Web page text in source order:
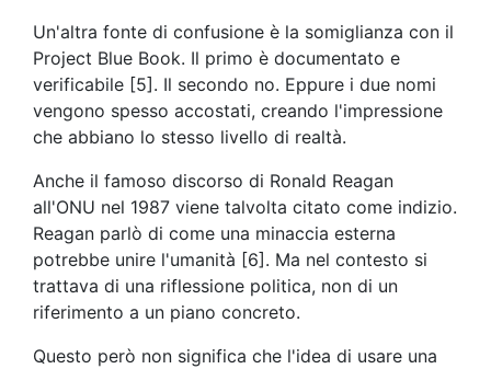
Un'altra fonte di confusione è la somiglianza con il
Project Blue Book. Il primo è documentato e
verificabile [5]. Il secondo no. Eppure i due nomi
vengono spesso accostati, creando l'impressione
che abbiano lo stesso livello di realtà.
Anche il famoso discorso di Ronald Reagan
all'ONU nel 1987 viene talvolta citato come indizio.
Reagan parlò di come una minaccia esterna
potrebbe unire l'umanità [6]. Ma nel contesto si
trattava di una riflessione politica, non di un
riferimento a un piano concreto.
Questo però non significa che l'idea di usare una